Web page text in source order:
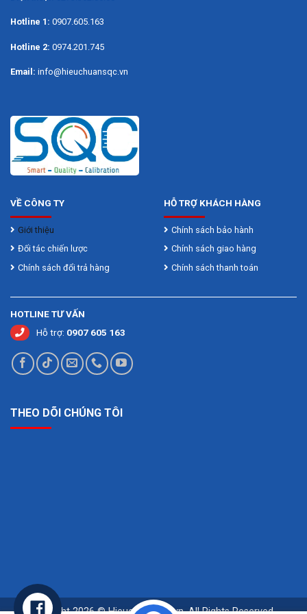
Thông số kỹ thuật
Mức cân lớn nhất Max
Hotline 1: 0907.605.163
Hotline 2: 0974.201.745
Email: info@hieuchuansqc.vn
VỀ CÔNG TY
Giới thiệu
Đối tác chiến lược
Chính sách đổi trả hàng
HỖ TRỢ KHÁCH HÀNG
Chính sách bảo hành
Chính sách giao hàng
Chính sách thanh toán
HOTLINE TƯ VẤN
Hỗ trợ: 0907 605 163
THEO DÕI CHÚNG TÔI